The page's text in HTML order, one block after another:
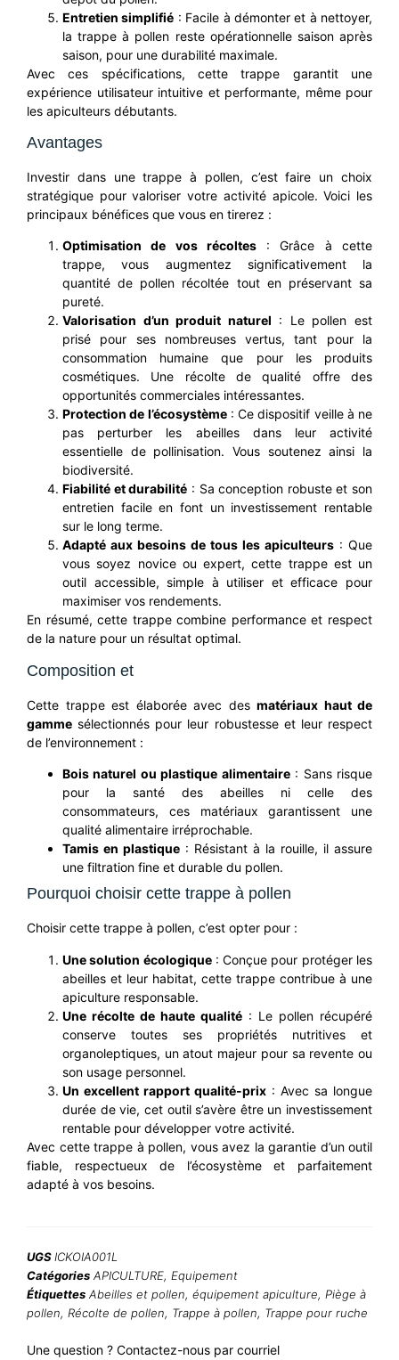
Entretien simplifié : Facile à démonter et à nettoyer,
la trappe à pollen reste opérationnelle saison après
saison, pour une durabilité maximale.
Avec ces spécifications, cette trappe garantit une
expérience utilisateur intuitive et performante, même pour
les apiculteurs débutants.
Avantages
Investir dans une trappe à pollen, c’est faire un choix
stratégique pour valoriser votre activité apicole. Voici les
principaux bénéfices que vous en tirerez :
Optimisation de vos récoltes: Grâce à cette
trappe, vous augmentez significativement la
quantité de pollen récoltée tout en préservant sa
pureté.
Valorisation d’un produit naturel : Le pollen est
prisé pour ses nombreuses vertus, tant pour la
consommation humaine que pour les produits
cosmétiques. Une récolte de qualité offre des
opportunités commerciales intéressantes.
Protection de l’écosystème: Ce dispositif veille à ne
pas perturber les abeilles dans leur activité
essentielle de pollinisation. Vous soutenez ainsi la
biodiversité.
Fiabilité et durabilité : Sa conception robuste et son
entretien facile en font un investissement rentable
sur le long terme.
Adapté aux besoins de tous les apiculteurs : Que
vous soyez novice ou expert, cette trappe est un
outil accessible, simple à utiliser et efficace pour
maximiser vos rendements.
En résumé, cette trappe combine performance et respect
de la nature pour un résultat optimal.
Composition et
Cette trappe est élaborée avec des matériaux haut de
gamme sélectionnés pour leur robustesse et leur respect
de l’environnement :
Bois naturel ou plastique alimentaire: Sans risque
pour la santé des abeilles ni celle des
consommateurs, ces matériaux garantissent une
qualité alimentaire irréprochable.
Tamis en plastique : Résistant à la rouille, il assure
une filtration fine et durable du pollen.
Pourquoi choisir cette trappe à pollen
Choisir cette trappe à pollen, c’est opter pour :
Une solution écologique: Conçue pour protéger les
abeilles et leur habitat, cette trappe contribue à une
apiculture responsable.
Une récolte de haute qualité : Le pollen récupéré
conserve toutes ses propriétés nutritives et
organoleptiques, un atout majeur pour sa revente ou
son usage personnel.
Un excellent rapport qualité-prix : Avec sa longue
durée de vie, cet outil s’avère être un investissement
rentable pour développer votre activité.
Avec cette trappe à pollen, vous avez la garantie d’un outil
fiable, respectueux de l’écosystème et parfaitement
adapté à vos besoins.
UGSICKOIA001L
Catégories APICULTURE, Equipement
Étiquettes Abeilles et pollen, équipement apiculture, Piège à
pollen, Récolte de pollen, Trappe à pollen, Trappe pour ruche
Une question ? Contactez-nous par courriel